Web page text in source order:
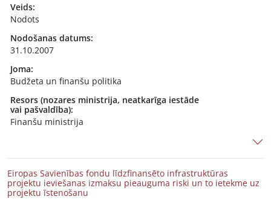
Veids:
Nodots
Nodošanas datums:
31.10.2007
Joma:
Budžeta un finanšu politika
Resors (nozares ministrija, neatkarīga iestāde
vai pašvaldība):
Finanšu ministrija
Eiropas Savienības fondu līdzfinansēto infrastruktūras
projektu ieviešanas izmaksu pieauguma riski un to ietekme uz
projektu īstenošanu